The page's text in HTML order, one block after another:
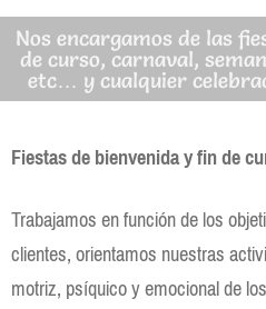
Nos encargamos de las
de curso, carnaval,
etc… y cualquier
Fiestas de bienvenida y fin de
Trabajamos en función de los
clientes, orientamos nuestras
motriz, psíquico y emocional de